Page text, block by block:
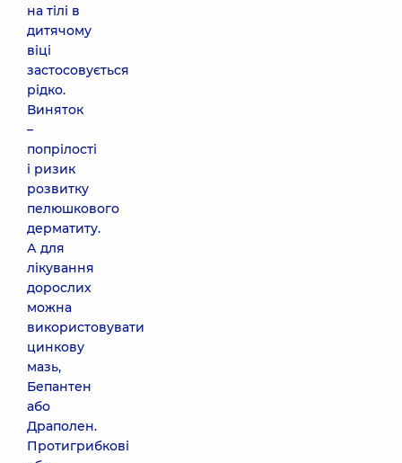
на тілі в
дитячому
віці
застосовується
рідко.
Виняток
–
попрілості
і ризик
розвитку
пелюшкового
дерматиту.
А для
лікування
дорослих
можна
використовувати
цинкову
мазь,
Бепантен
або
Драполен.
Протигрибкові